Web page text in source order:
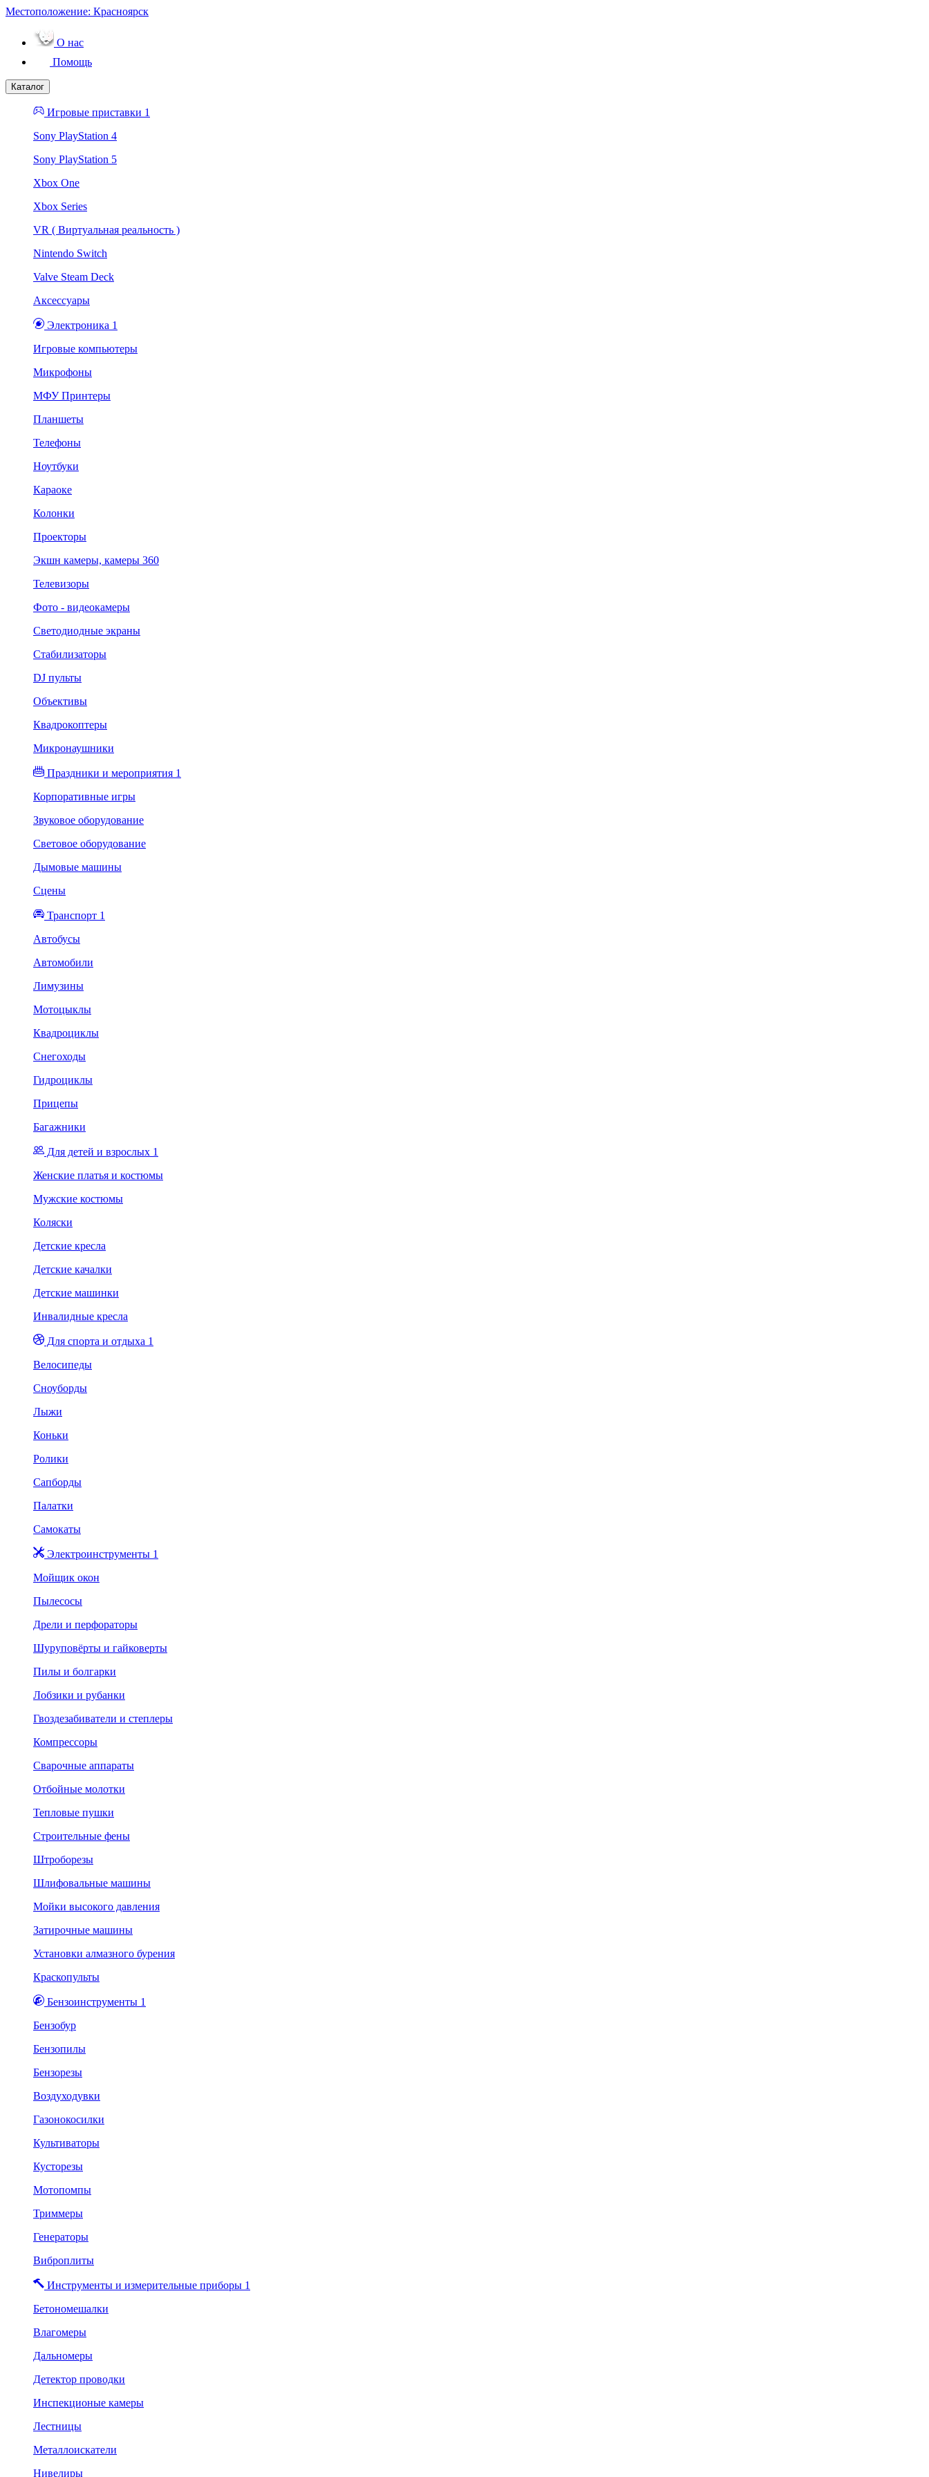
Местоположение: Красноярск
О нас
Помощь
Каталог
Игровые приставки 1
Sony PlayStation 4
Sony PlayStation 5
Xbox One
Xbox Series
VR ( Виртуальная реальность )
Nintendo Switch
Valve Steam Deck
Аксессуары
Электроника 1
Игровые компьютеры
Микрофоны
МФУ Принтеры
Планшеты
Телефоны
Ноутбуки
Караоке
Колонки
Проекторы
Экшн камеры, камеры 360
Телевизоры
Фото - видеокамеры
Светодиодные экраны
Стабилизаторы
DJ пульты
Объективы
Квадрокоптеры
Микронаушники
Праздники и мероприятия 1
Корпоративные игры
Звуковое оборудование
Световое оборудование
Дымовые машины
Сцены
Транспорт 1
Автобусы
Автомобили
Лимузины
Мотоцыклы
Квадроциклы
Снегоходы
Гидроциклы
Прицепы
Багажники
Для детей и взрослых 1
Женские платья и костюмы
Мужские костюмы
Коляски
Детские кресла
Детские качалки
Детские машинки
Инвалидные кресла
Для спорта и отдыха 1
Велосипеды
Сноуборды
Лыжи
Коньки
Ролики
Сапборды
Палатки
Самокаты
Электроинструменты 1
Мойщик окон
Пылесосы
Дрели и перфораторы
Шуруповёрты и гайковерты
Пилы и болгарки
Лобзики и рубанки
Гвоздезабиватели и степлеры
Компрессоры
Сварочные аппараты
Отбойные молотки
Тепловые пушки
Строительные фены
Штроборезы
Шлифовальные машины
Мойки высокого давления
Затирочные машины
Установки алмазного бурения
Краскопульты
Бензоинструменты 1
Бензобур
Бензопилы
Бензорезы
Воздуходувки
Газонокосилки
Культиваторы
Кусторезы
Мотопомпы
Триммеры
Генераторы
Виброплиты
Инструменты и измерительные приборы 1
Бетономешалки
Влагомеры
Дальномеры
Детектор проводки
Инспекционые камеры
Лестницы
Металлоискатели
Нивелиры